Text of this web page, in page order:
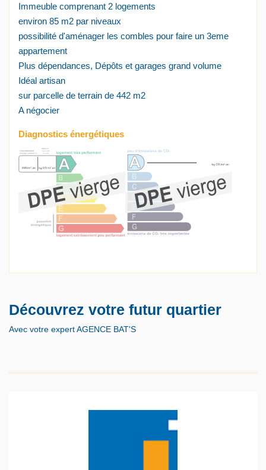
Immeuble comprenant 2 logements
environ 85 m2 par niveaux
possibilité d'aménager les combles pour faire un 3eme
appartement
Plus dépendances, Dépôts et garages grand volume
Idéal artisan
sur parcelle de terrain de 442 m2
A négocier
Diagnostics énergétiques
Découvrez votre futur quartier
Avec votre expert AGENCE BAT'S